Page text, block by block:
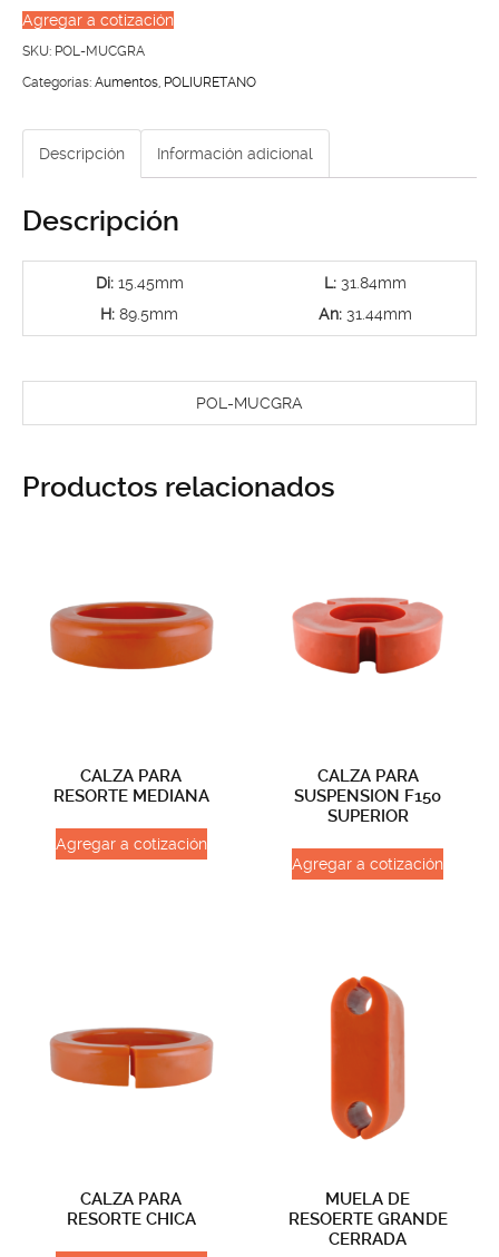
RESOERTE
GRANDE
CERRADA
Agregar a cotización
SKU: POL-MUCGRA
Categorías: Aumentos, POLIURETANO
Descripción Información adicional
Descripción
Di:15.45mm
H: 89.5mm
L: 31.84mm
An: 31.44mm
POL-MUCGRA
Productos relacionados
CALZA PARA
RESORTE MEDIANA
Agregar a cotización
CALZA PARA
SUSPENSION F150
SUPERIOR
Agregar a cotización
CALZA PARA
RESORTE CHICA
MUELA DE
RESOERTE GRANDE
CERRADA